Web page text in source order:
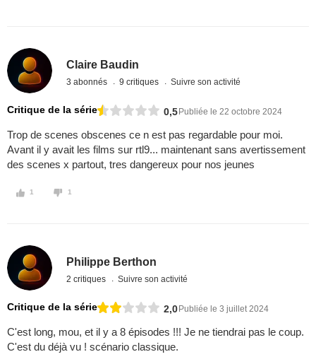
Claire Baudin
3 abonnés 9 critiques Suivre son activité
Critique de la série 0,5 Publiée le 22 octobre 2024
Trop de scenes obscenes ce n est pas regardable pour moi.
Avant il y avait les films sur rtl9... maintenant sans avertissement
des scenes x partout, tres dangereux pour nos jeunes
1 1
Philippe Berthon
2 critiques Suivre son activité
Critique de la série 2,0 Publiée le 3 juillet 2024
C'est long, mou, et il y a 8 épisodes !!! Je ne tiendrai pas le coup.
C'est du déjà vu ! scénario classique.